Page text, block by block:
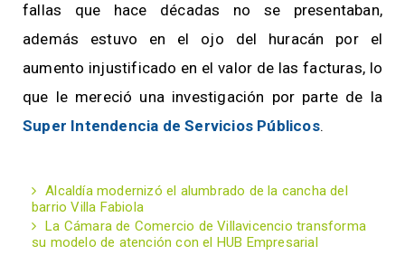
fallas que hace décadas no se presentaban,
además estuvo en el ojo del huracán por el
aumento injustificado en el valor de las facturas, lo
que le mereció una investigación por parte de la
Super Intendencia de Servicios Públicos.
Alcaldía modernizó el alumbrado de la cancha del
barrio Villa Fabiola
La Cámara de Comercio de Villavicencio transforma
su modelo de atención con el HUB Empresarial